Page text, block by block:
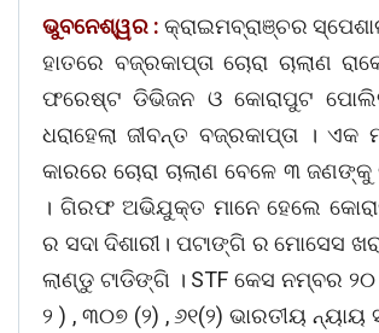
ଭୁବନେଶ୍ୱର : କ୍ରାଇମବ୍ରାଞ୍ଚର
ହାତରେ ବଜ୍ରକାପ୍ତା ଚୋରା ଚାଲାଣ
ଫରେଷ୍ଟ ଡିଭିଜନ ଓ କୋରାପୁଟ ପୋଲିସ
ଧରାହେଲା ଜୀବନ୍ତ ବଜ୍ରକାପ୍ତା ।
କାରରେ ଚୋରା ଚାଲାଣ ବେଳେ ୩ ଜଣଙ୍କୁ
। ଗିରଫ ଅଭିଯୁକ୍ତ ମାନେ ହେଲେ
ର ସଦା ଦିଶାରୀ। ପଟାଙ୍ଗି ର ମୋସେସ
ଲାଣ୍ଡୁ ଟାଡିଙ୍ଗି । STF କେସ ନମ୍ବର
୨ ) , ୩୦୭ (୨) , ୬୧(୨) ଭାରତୀୟ ନ୍ୟାୟ